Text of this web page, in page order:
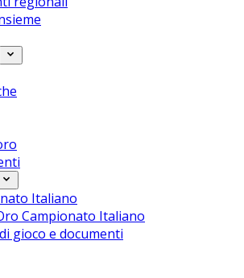
Italiano
Campionato Italiano
gioco e documenti